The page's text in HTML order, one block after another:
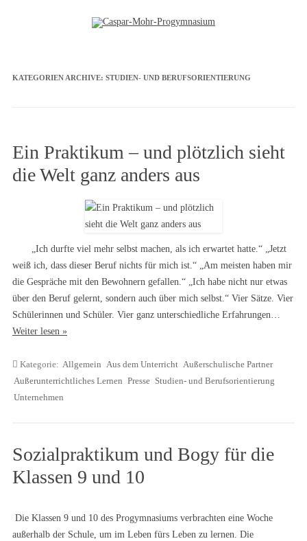
KATEGORIEN ARCHIVE: STUDIEN- UND BERUFSORIENTIERUNG
Ein Praktikum – und plötzlich sieht
die Welt ganz anders aus
„Ich durfte viel mehr selbst machen, als ich erwartet hatte.“ „Jetzt
weiß ich, dass dieser Beruf nichts für mich ist.“ „Am meisten haben mir
die Gespräche mit den Bewohnern gefallen.“ „Ich habe nicht nur etwas
über den Beruf gelernt, sondern auch über mich selbst.“ Vier Sätze. Vier
Schülerinnen und Schüler. Vier ganz unterschiedliche Erfahrungen…
Weiter lesen »
Kategorie: Allgemein Aus dem Unterricht Außerschulische Partner
Außerunterrichtliches Lernen Presse Studien- und Berufsorientierung
Unternehmen
Sozialpraktikum und Bogy für die
Klassen 9 und 10
Die Klassen 9 und 10 des Progymnasiums verbrachten eine Woche
außerhalb der Schule, um im Leben fürs Leben zu lernen. Die